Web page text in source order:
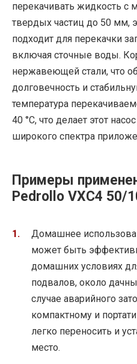
перекачивать жидкость
твердых частиц до 50 мм,
подходит для перекачки
включая сточные воды.
нержавеющей стали, что
долговечность и
температура
40 °C, что делает этот
широкого спектра
Примеры
Pedrollo VXC4 50/
Домашнее
может быть
домашних условиях
подвалов, около
случае аварийного
компактному и
легко переносить и
место.